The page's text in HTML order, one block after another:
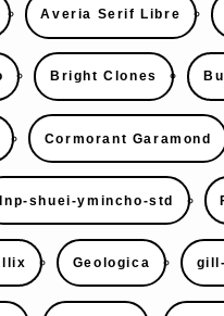
Averia Serif Libre
Bright Clones
Cormorant Garamond
shuei-ymincho-std
Geologica